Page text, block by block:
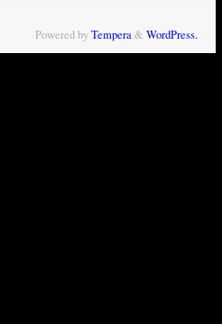
Powered byTempera& WordPress.